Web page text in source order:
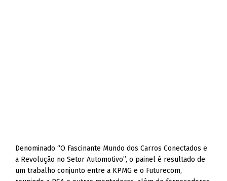
Denominado “O Fascinante Mundo dos Carros Conectados e
a Revolução no Setor Automotivo”, o painel é resultado de
um trabalho conjunto entre a KPMG e o Futurecom,